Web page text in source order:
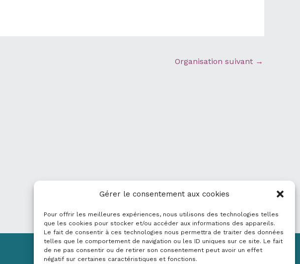
Gérer le consentement aux cookies
Pour offrir les meilleures expériences, nous utilisons des technologies telles
que les cookies pour stocker et/ou accéder aux informations des appareils.
Le fait de consentir à ces technologies nous permettra de traiter des données
telles que le comportement de navigation ou les ID uniques sur ce site. Le fait
de ne pas consentir ou de retirer son consentement peut avoir un effet
négatif sur certaines caractéristiques et fonctions.
Organisation suivant →
Mentions légales